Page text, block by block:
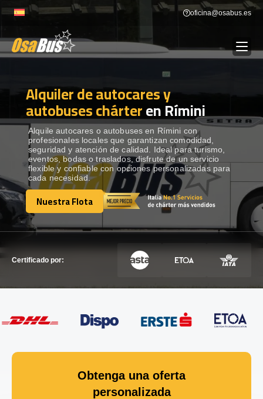
to
oficina@osabus.es
ALQUILER DE AUTOCARES
DESTINOS Show dropdown
RECORRIDAS Show dropdown
FLOTA
Alquiler de autocares y
autobuses chárteren Rímini
Alquile autocares o autobuses en Rímini con
profesionales locales que garantizan comodidad,
seguridad y atención de calidad. Ideal para turismo,
eventos, bodas o traslados, disfrute de un servicio
flexible y confiable con opciones personalizadas para
cada necesidad.
Nuestra Flota
Nuestra Flota
Certificado por:
Obtenga una oferta
personalizada